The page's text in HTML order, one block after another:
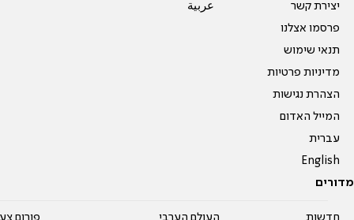
יצירת קשר
פרסמו אצלנו
תנאי שימוש
מדיניות פרטיות
הצהרת נגישות
המייל האדום
עברית
English
عربية
מדורים
חדשות
העולם הערבי
פורום